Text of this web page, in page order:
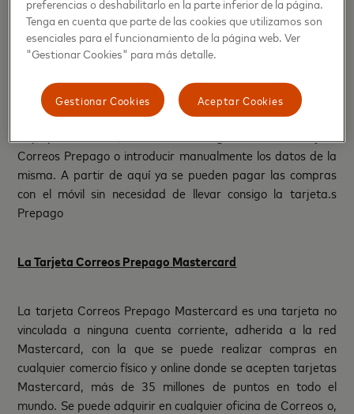
Tres pasos a seguir….y listo
En términos operativos, bastan tres pasos para empezar a
pagar con el móvil: primero, descargar la app de Google
Pay en la Google Play Store; seguidamente abrir Google
Correos Prepago o introducir manualmente los datos de la
misma. A partir de aquí ya se pueden pagar las compras
con el móvil sin necesidad de llevar consigo la tarjeta.s
Prepago
La Tarjeta Correos Prepago Mastercard
La tarjeta Correos Prepago Mastercard es una tarjeta no
vinculada a ninguna cuenta corriente, adherida a la red
Mastercard, con la que se puede realizar compras en
cualquier comercio físico y online donde se acepten tarjetas
Mastercard, más de 35 millones de puntos en todo el
mundo. Se puede adquirir en cualquier oficina de Correos o,
preferencias o deshabilitarlo en la parte inferior de la página.
Tenga en cuenta que parte de las cookies que utilizamos son
esenciales para el funcionamiento de la página web. Ver
"Gestionar Cookies" para más detalle.
Aceptar Cookies
Gestionar Cookies